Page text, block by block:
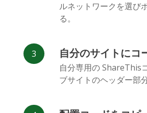
Vk Blogger
ルネットワークを選び
る。
自分のサイトにコ
自分専用の ShareThis
ブサイトのヘッダー部